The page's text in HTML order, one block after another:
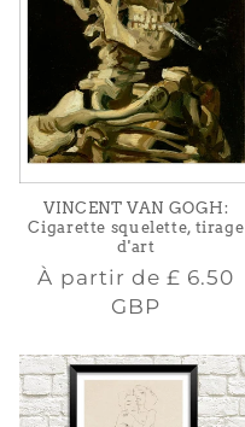
VINCENT VAN GOGH:
Cigarette squelette, tirage
d'art
Prix
habituel
À partir de£ 6.50
GBP